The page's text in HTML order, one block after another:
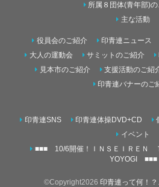
所属８団体(青年部)
主な活動
役員会のご紹介 印青連ニュース
大人の運動会
サミットのご紹介
見本市のご紹介
支援活動のご紹
印青連バナーのご
印青連SNS 印青連体操DVD+CD
イベント
■■■ 10/6開催！ＩＮＳＥＩＲＥＮ
YOYOGI ■■■
©Copyright2026 印青連って何！？